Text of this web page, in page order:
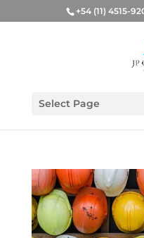
+54 (11) 4515-
Select Page